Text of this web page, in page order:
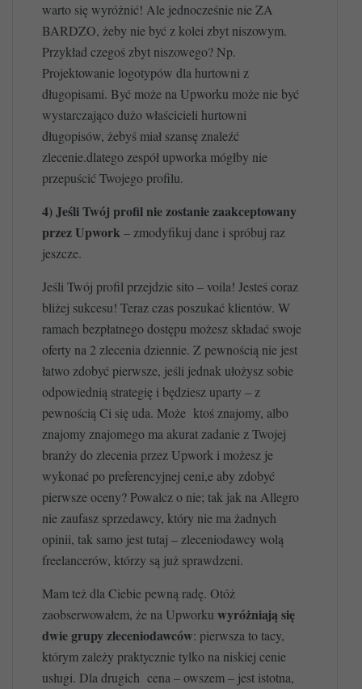
warto się wyróżnić! Ale jednocześnie nie ZA
BARDZO, żeby nie być z kolei zbyt niszowym.
Przykład czegoś zbyt niszowego? Np.
Projektowanie logotypów dla hurtowni z
długopisami. Być może na Upworku może nie być
wystarczająco dużo właścicieli hurtowni
długopisów, żebyś miał szansę znaleźć
zlecenie.dlatego zespół upworka mógłby nie
przepuścić Twojego profilu.
4) Jeśli Twój profil nie zostanie zaakceptowany
przez Upwork– zmodyfikuj dane i spróbuj raz
jeszcze.
Jeśli Twój profil przejdzie sito – voila! Jesteś coraz
bliżej sukcesu! Teraz czas poszukać klientów. W
ramach bezpłatnego dostępu możesz składać swoje
oferty na 2 zlecenia dziennie. Z pewnością nie jest
łatwo zdobyć pierwsze, jeśli jednak ułożysz sobie
odpowiednią strategię i będziesz uparty – z
pewnością Ci się uda. Może ktoś znajomy, albo
znajomy znajomego ma akurat zadanie z Twojej
branży do zlecenia przez Upwork i możesz je
wykonać po preferencyjnej ceni,e aby zdobyć
pierwsze oceny? Powalcz o nie; tak jak na Allegro
nie zaufasz sprzedawcy, który nie ma żadnych
opinii, tak samo jest tutaj – zleceniodawcy wolą
freelancerów, którzy są już sprawdzeni.
Mam też dla Ciebie pewną radę. Otóż
zaobserwowałem, że na Upworku wyróżniają się
dwie grupy zleceniodawców: pierwsza to tacy,
którym zależy praktycznie tylko na niskiej cenie
usługi. Dla drugich cena – owszem – jest istotna,